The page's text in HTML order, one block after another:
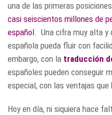
una de las primeras
casi seiscientos millones de
español. Una cifra muy alta y
española pueda fluir con
embargo, con la traducción
españoles pueden conseguir
especial, con las ventajas que
Hoy en día, ni siquiera hace